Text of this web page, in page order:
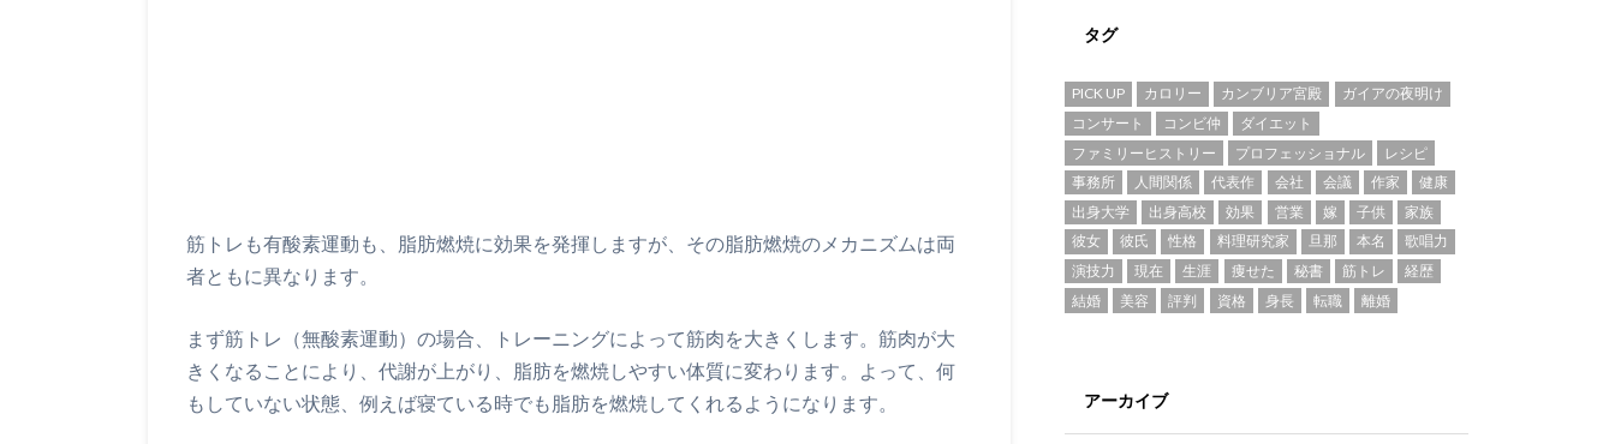
筋トレも有酸素運動も、脂肪燃焼に効果を発揮しますが、その脂肪燃焼のメカニズムは両
者ともに異なります。
まず筋トレ（無酸素運動）の場合、トレーニングによって筋肉を大きくします。筋肉が大
きくなることにより、代謝が上がり、脂肪を燃焼しやすい体質に変わります。よって、何
もしていない状態、例えば寝ている時でも脂肪を燃焼してくれるようになります。
タグ
PICK UP カロリー カンブリア宮殿
ガイアの夜明け
コンサート
コンビ仲
ダイエット
ファミリーヒストリー
プロフェッショナル
レシピ
事務所
人間関係 代表作 会社 会議 作家
健康
出身大学
出身高校 効果 営業 嫁 子供
家族
彼女
彼氏 性格 料理研究家 旦那 本名
歌唱力
演技力
現在 生涯 痩せた 秘書 筋トレ
経歴
結婚
美容 評判 資格 身長 転職 離婚
アーカイブ